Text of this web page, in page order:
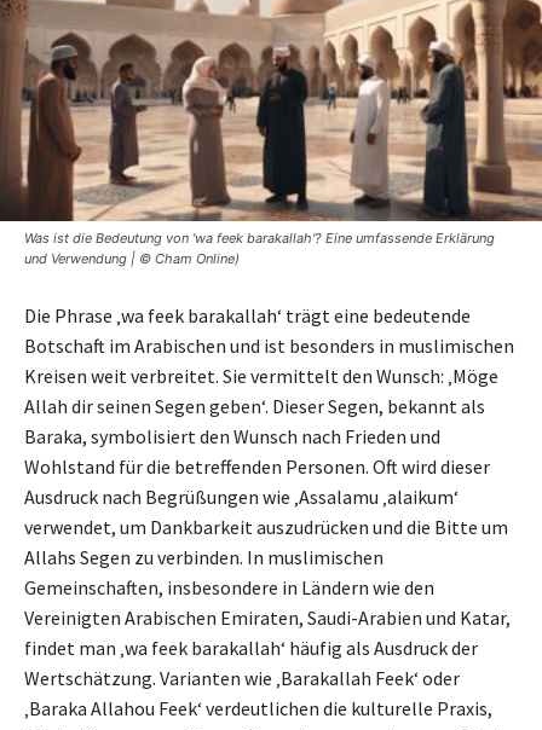
Was ist die Bedeutung von 'wa feek barakallah'? Eine umfassende Erklärung
und Verwendung | © Cham Online)
Die Phrase ‚wa feek barakallah‘ trägt eine bedeutende
Botschaft im Arabischen und ist besonders in muslimischen
Kreisen weit verbreitet. Sie vermittelt den Wunsch: ‚Möge
Allah dir seinen Segen geben‘. Dieser Segen, bekannt als
Baraka, symbolisiert den Wunsch nach Frieden und
Wohlstand für die betreffenden Personen. Oft wird dieser
Ausdruck nach Begrüßungen wie ‚Assalamu ‚alaikum‘
verwendet, um Dankbarkeit auszudrücken und die Bitte um
Allahs Segen zu verbinden. In muslimischen
Gemeinschaften, insbesondere in Ländern wie den
Vereinigten Arabischen Emiraten, Saudi-Arabien und Katar,
findet man ‚wa feek barakallah‘ häufig als Ausdruck der
Wertschätzung. Varianten wie ‚Barakallah Feek‘ oder
‚Baraka Allahou Feek‘ verdeutlichen die kulturelle Praxis,